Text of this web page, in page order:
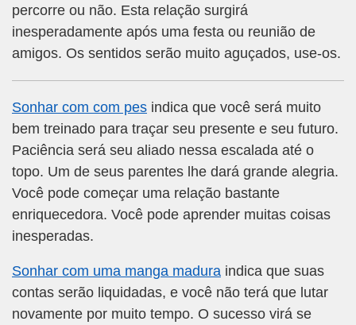
percorre ou não. Esta relação surgirá
inesperadamente após uma festa ou reunião de
amigos. Os sentidos serão muito aguçados, use-os.
Sonhar com com pes indica que você será muito
bem treinado para traçar seu presente e seu futuro.
Paciência será seu aliado nessa escalada até o
topo. Um de seus parentes lhe dará grande alegria.
Você pode começar uma relação bastante
enriquecedora. Você pode aprender muitas coisas
inesperadas.
Sonhar com uma manga madura indica que suas
contas serão liquidadas, e você não terá que lutar
novamente por muito tempo. O sucesso virá se